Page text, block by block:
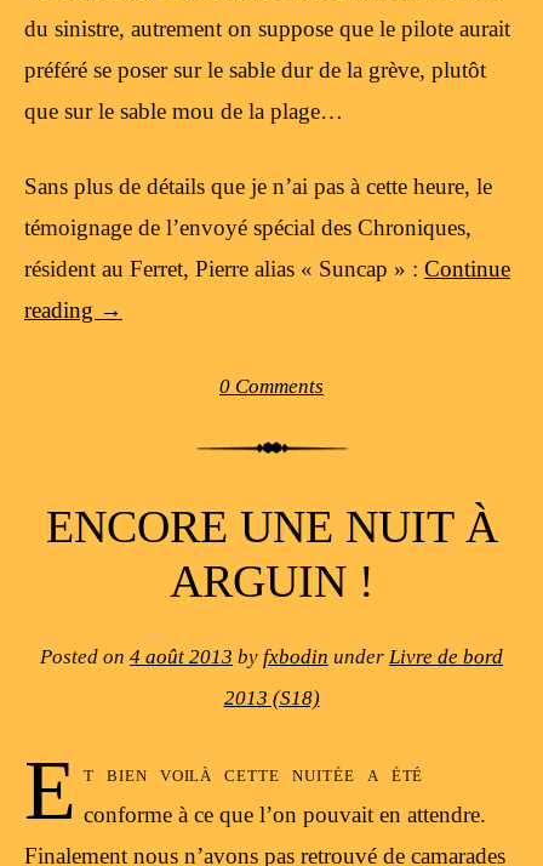
du sinistre, autrement on suppose que le pilote aurait
préféré se poser sur le sable dur de la grève, plutôt
que sur le sable mou de la plage…
Sans plus de détails que je n’ai pas à cette heure, le
témoignage de l’envoyé spécial des Chroniques,
résident au Ferret, Pierre alias « Suncap » : Continue
reading →
0 Comments
ENCORE UNE NUIT À
ARGUIN !
Posted on 4 août 2013 by fxbodin under Livre de bord
2013 (S18)
E t bien voilà cette nuitée a été
conforme à ce que l’on pouvait en attendre.
Finalement nous n’avons pas retrouvé de camarades